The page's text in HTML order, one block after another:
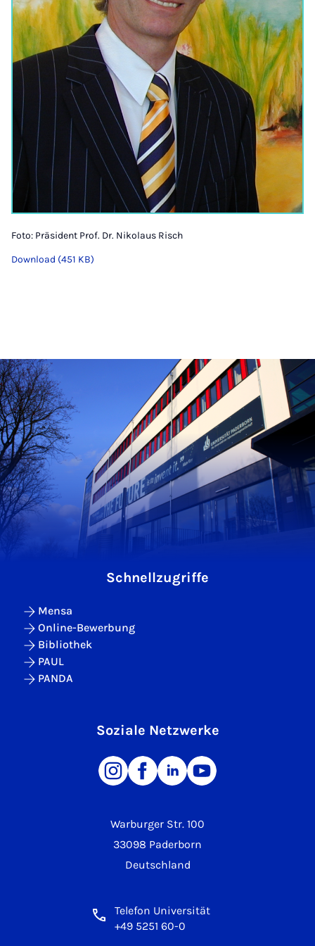
Foto: Präsident Prof. Dr. Nikolaus Risch
Download (451 KB)
Warburger Str. 100
33098 Paderborn
Deutschland
Telefon Universität
+49 5251 60-0
Schnellzugriffe
Mensa
Online-Bewerbung
Bibliothek
PAUL
PANDA
Soziale Netzwerke